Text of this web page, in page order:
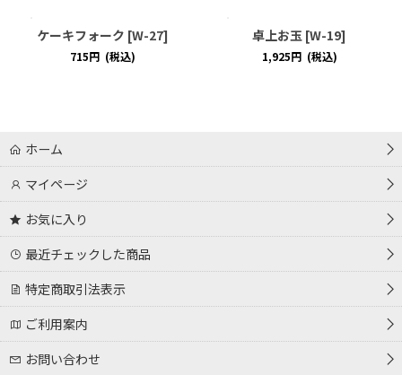
ケーキフォーク [W-27]
715円 (税込)
卓上お玉 [W-19]
1,925円 (税込)
ホーム
マイページ
お気に入り
最近チェックした商品
特定商取引法表示
ご利用案内
お問い合わせ